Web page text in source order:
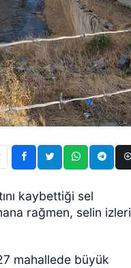
kaybettiği sel
rağmen, selin izleri
mahallede büyük